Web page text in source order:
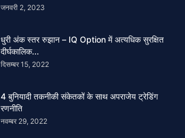
जनवरी 2, 2023
धुरी अंक स्तर रुझान – IQ Option में अत्यधिक सुरक्षित
दीर्घकालिक...
दिसम्बर 15, 2022
4 बुनियादी तकनीकी संकेतकों के साथ अपराजेय ट्रेडिंग
रणनीति
नवम्बर 29, 2022